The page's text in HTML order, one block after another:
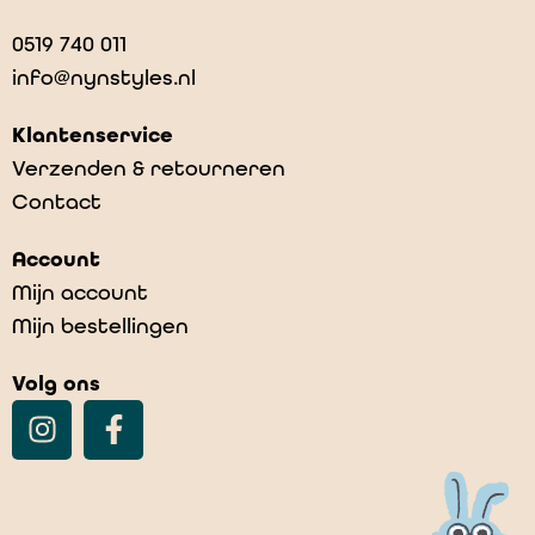
0519 740 011
info@nynstyles.nl
Klantenservice
Verzenden & retourneren
Contact
Account
Mijn account
Mijn bestellingen
Volg ons